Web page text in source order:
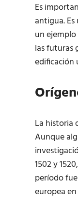
Es
antigua.
un
las futuras
edificación
La historia
Aunque
1502 y
período
europea